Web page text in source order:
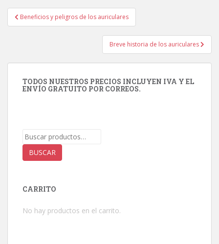
Navegación
de
Beneficios y peligros de los auriculares
Breve historia de los auriculares
TODOS NUESTROS PRECIOS INCLUYEN IVA Y EL
ENVÍO GRATUITO POR CORREOS.
Buscar
por:
BUSCAR
CARRITO
No hay productos en el carrito.